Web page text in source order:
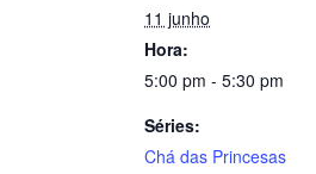
11 junho
Hora:
5:00 pm - 5:30 pm
Séries:
Chá das Princesas